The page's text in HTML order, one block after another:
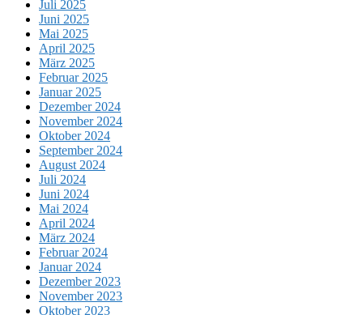
Juli 2025
Juni 2025
Mai 2025
April 2025
März 2025
Februar 2025
Januar 2025
Dezember 2024
November 2024
Oktober 2024
September 2024
August 2024
Juli 2024
Juni 2024
Mai 2024
April 2024
März 2024
Februar 2024
Januar 2024
Dezember 2023
November 2023
Oktober 2023